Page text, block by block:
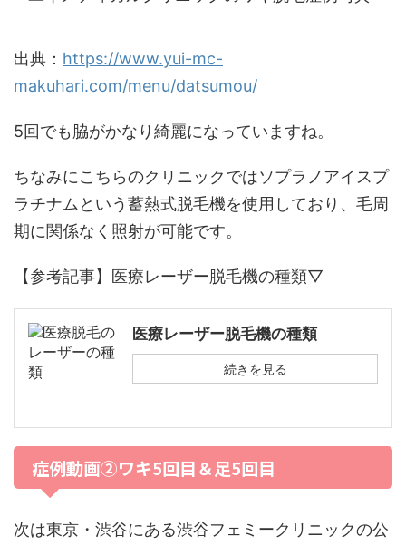
出典： https://www.yui-mc-
makuhari.com/menu/datsumou/
5回でも脇がかなり綺麗になっていますね。
ちなみにこちらのクリニックではソプラノアイスプ
ラチナムという蓄熱式脱毛機を使用しており、毛周
期に関係なく照射が可能です。
【参考記事】医療レーザー脱毛機の種類▽
医療レーザー脱毛機の種類
続きを見る
症例動画②ワキ5回目＆足5回目
次は東京・渋谷にある渋谷フェミークリニックの公